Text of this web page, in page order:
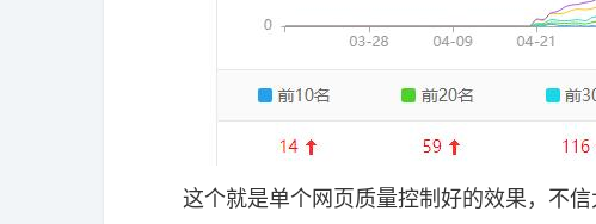
这个就是单个网页质量控制好的效果，不信